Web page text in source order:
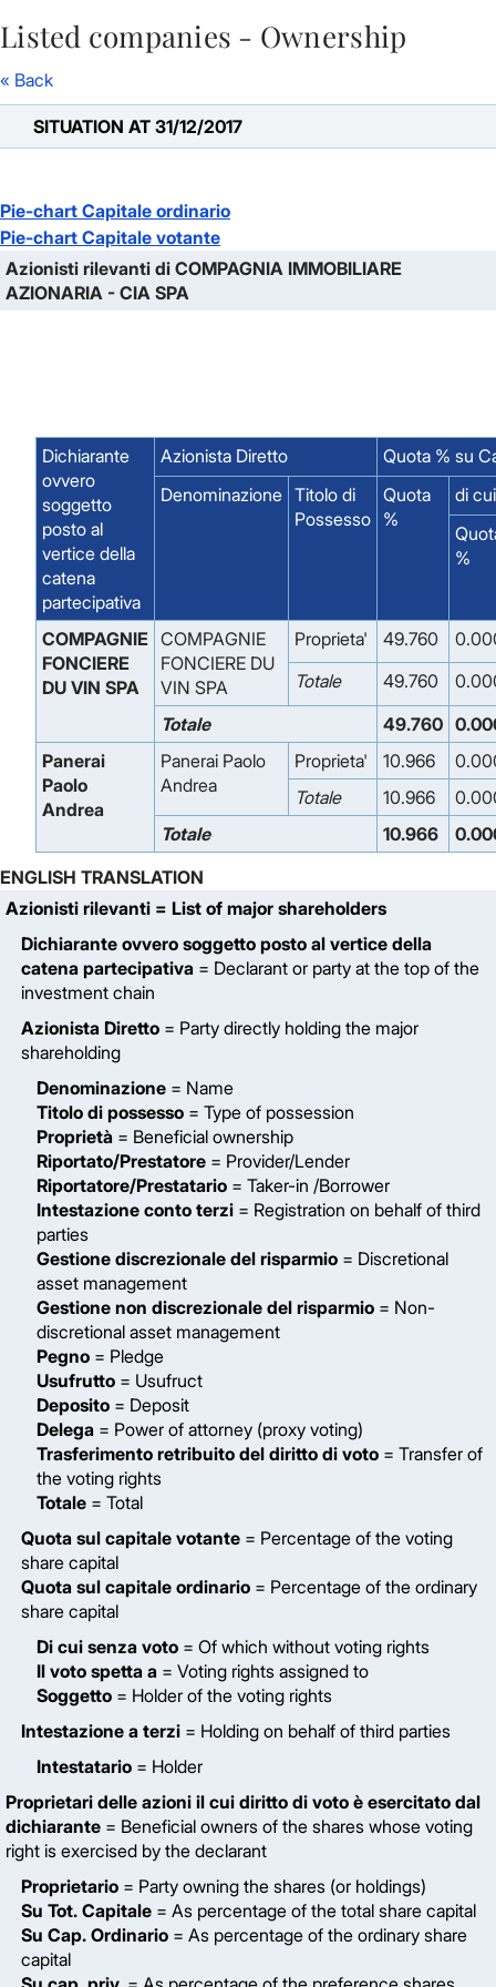
Skip to Main Content
Listed companies - Ownership
« Back
SITUATION AT 31/12/2017
Pie-chart Capitale ordinario
Pie-chart Capitale votante
Azionisti rilevanti di COMPAGNIA IMMOBILIARE
AZIONARIA - CIA SPA
Dichiarante
ovvero
soggetto
posto al
vertice della
catena
partecipativa
Azionista Diretto
Quota % su
Denominazione Titolo di
Possesso
Quota
%
di
%
COMPAGNIE
FONCIERE
DU VIN SPA
COMPAGNIE
FONCIERE DU
VIN SPA
Proprieta' 49.760
Totale
49.760
Totale
49.760
Panerai
Paolo
Andrea
Panerai Paolo
Andrea
Proprieta' 10.966
Totale
10.966
Totale
10.966
ENGLISH TRANSLATION
Azionisti rilevanti = List of major shareholders
Dichiarante ovvero soggetto posto al vertice della
catena partecipativa = Declarant or party at the top of the
investment chain
Azionista Diretto = Party directly holding the major
shareholding
Denominazione = Name
Titolo di possesso = Type of possession
Proprietà = Beneficial ownership
Riportato/Prestatore = Provider/Lender
Riportatore/Prestatario = Taker-in /Borrower
Intestazione conto terzi = Registration on behalf of third
parties
Gestione discrezionale del risparmio = Discretional
asset management
Gestione non discrezionale del risparmio = Non-
discretional asset management
Pegno = Pledge
Usufrutto = Usufruct
Deposito = Deposit
Delega = Power of attorney (proxy voting)
Trasferimento retribuito del diritto di voto = Transfer of
the voting rights
Totale = Total
Quota sul capitale votante = Percentage of the voting
share capital
Quota sul capitale ordinario = Percentage of the ordinary
share capital
Di cui senza voto = Of which without voting rights
Il voto spetta a = Voting rights assigned to
Soggetto = Holder of the voting rights
Intestazione a terzi = Holding on behalf of third parties
Intestatario = Holder
Proprietari delle azioni il cui diritto di voto è esercitato dal
dichiarante = Beneficial owners of the shares whose voting
right is exercised by the declarant
Proprietario = Party owning the shares (or holdings)
Su Tot. Capitale = As percentage of the total share capital
Su Cap. Ordinario = As percentage of the ordinary share
capital